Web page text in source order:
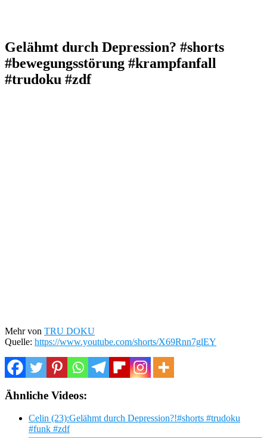
Gelähmt durch Depression? #shorts
#bewegungsstörung #krampfanfall
#trudoku #zdf
Mehr von TRU DOKU
Quelle: https://www.youtube.com/shorts/X69Rnn7glEY
Ähnliche Videos:
Celin (23):Gelähmt durch Depression?!#shorts #trudoku
#funk #zdf